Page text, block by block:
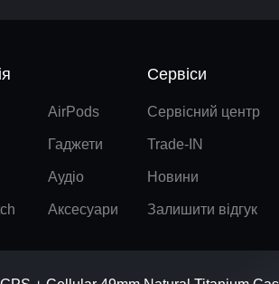
AirPods
Гаджети
Аудіо
Аксесуари
Сервіси
Сервісний центр
Trade-IN
Новини
Залишити відгук